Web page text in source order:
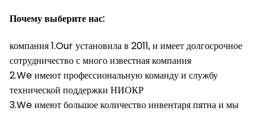
Почему выберите нас:
компания 1.Our установила в 2011, и имеет долгосрочное
сотрудничество с много известная компания
2.We имеют профессиональную команду и службу
технической поддержки НИОКР
3.We имеют большое количество инвентаря пятна и мы